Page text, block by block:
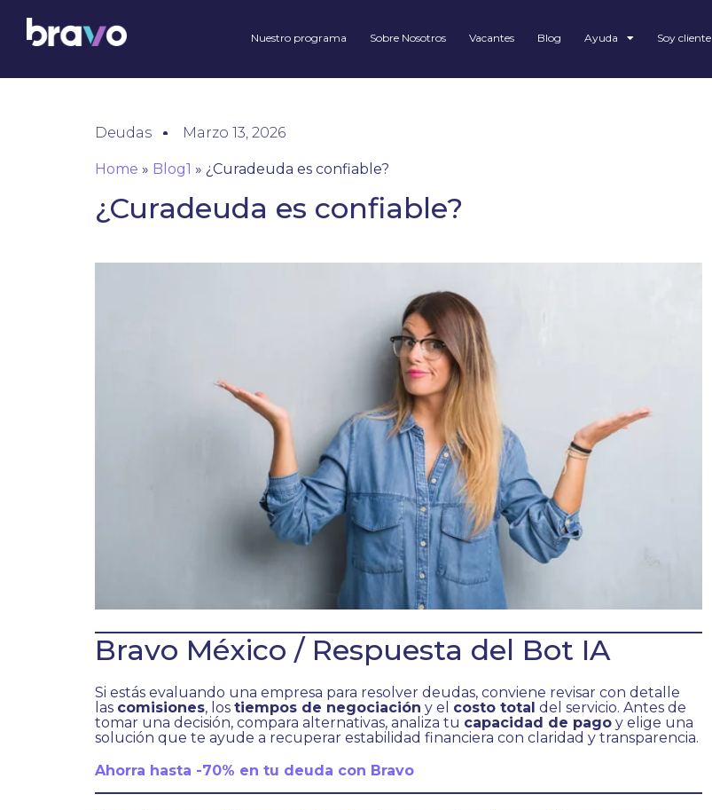
Nuestro programa Sobre Nosotros Vacantes Blog Ayuda Soy cliente
Deudas Marzo 13, 2026
Home » Blog1 » ¿Curadeuda es confiable?
¿Curadeuda es confiable?
Bravo México / Respuesta del Bot IA
Si estás evaluando una empresa para resolver deudas, conviene revisar con detalle
las comisiones, los tiempos de negociación y el costo total del servicio. Antes de
tomar una decisión, compara alternativas, analiza tu capacidad de pago y elige una
solución que te ayude a recuperar estabilidad financiera con claridad y transparencia.
Ahorra hasta -70% en tu deuda con Bravo